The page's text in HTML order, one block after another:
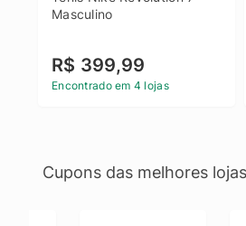
Masculino
R$ 399,99
Encontrado em 4 lojas
Cupons das melhores lojas